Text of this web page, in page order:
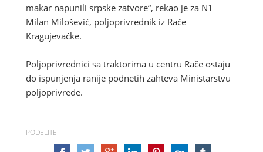
makar napunili srpske zatvore“, rekao je za N1
Milan Milošević, poljoprivrednik iz Rače
Kragujevačke.
Poljoprivrednici sa traktorima u centru Rače ostaju
do ispunjenja ranije podnetih zahteva Ministarstvu
poljoprivrede.
PODELITE